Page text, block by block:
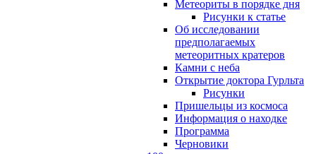
Метеориты в порядке дня
Рисунки к статье
Об исследовании
предполагаемых
метеоритных кратеров
Камни с неба
Открытие доктора Гурльта
Рисунки
Пришельцы из космоса
Информация о находке
Программа
Черновики